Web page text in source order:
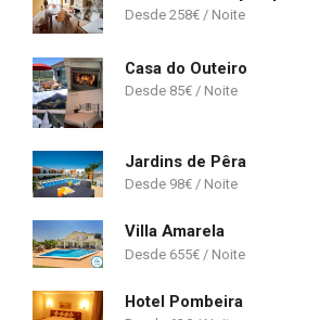
258€
Casa do Outeiro
85€
Jardins de Pêra
98€
Villa Amarela
655€
Hotel Pombeira